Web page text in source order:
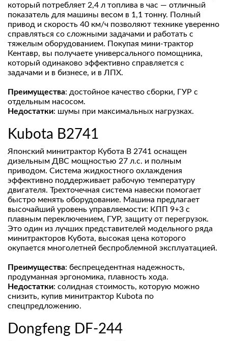
который потребляет 2,4 л топлива в час — отличный
показатель для машины весом в 1,1 тонну. Полный
привод и скорость 40 км/ч позволяют технике уверенно
справляться со сложными задачами и работать с
тяжелым оборудованием. Покупая мини‑трактор
Кентавр, вы получаете универсального помощника,
который одинаково эффективно справляется с
задачами и в бизнесе, и в ЛПХ.
Преимущества: достойное качество сборки, ГУР с
отдельным насосом.
Недостатки: шумы при максимальных нагрузках.
Kubota B2741
Японский минитрактор Кубота B 2741 оснащен
дизельным ДВС мощностью 27 л.с. и полным
приводом. Система жидкостного охлаждения
эффективно поддерживает рабочую температуру
двигателя. Трехточечная система навески помогает
быстро менять оборудование. Машина предлагает
высочайший уровень управляемости: КПП 9+3 с
плавным переключением, ГУР, защиту от перегрузок.
Это один из лучших представителей модельного ряда
минитракторов Кубота, высокая цена которого
окупается многолетней беспроблемной эксплуатацией.
Преимущества: беспрецедентная надежность,
продуманная эргономика, плавность хода.
Недостатки: солидная стоимость, которую можно
снизить, купив минитрактор Kubota по
спецпредложению.
Dongfeng DF-244